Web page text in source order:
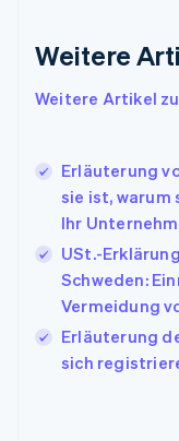
Weitere
Weitere Artikel
Erläuterung
sie ist, warum
Ihr
USt.-
Schweden:
Vermeidung
Erläuterung
sich
Griechenland
English
Italien
ItalianoEnglish
Japan
Kanada
EnglishFrançais
Kroatien
English Italiano
Lettland